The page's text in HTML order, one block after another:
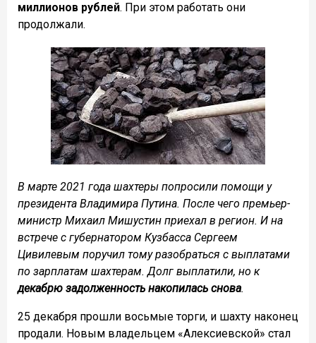
миллионов рублей. При этом работать они
продолжали.
В марте 2021 года шахтеры попросили помощи у
президента Владимира Путина. После чего премьер-
министр Михаил Мишустин приехал в регион. И на
встрече с губернатором Кузбасса Сергеем
Цивилевым поручил тому разобраться с выплатами
по зарплатам шахтерам. Долг выплатили, но к
декабрю задолженность накопилась снова.
25 декабря прошли восьмые торги, и шахту наконец
продали. Новым владельцем «Алексиевской» стал